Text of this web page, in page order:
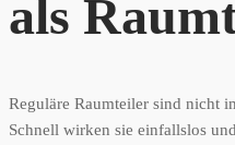
als
Reguläre Raumteiler sind nicht
Schnell wirken sie einfallslos